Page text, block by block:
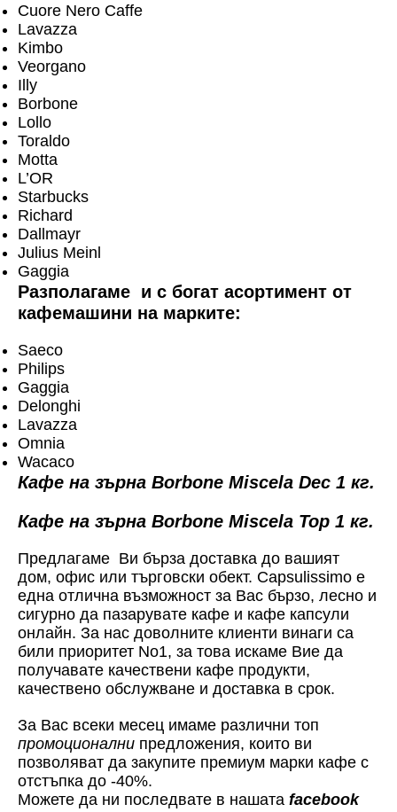
Cuore Nero Caffe
Lavazza
Kimbo
Veorgano
Illy
Borbone
Lollo
Toraldo
Motta
L’OR
Starbucks
Richard
Dallmayr
Julius Meinl
Gaggia
Разполагаме и с богат асортимент от
кафемашини на марките:
Saeco
Philips
Gaggia
Delonghi
Lavazza
Omnia
Wacaco
Кафе на зърна Borbone Miscela Dec 1 кг.
Кафе на зърна Borbone Miscela Top 1 кг.
Предлагаме Ви бърза доставка до вашият
дом, офис или търговски обект. Capsulissimo е
една отлична възможност за Вас бързо, лесно и
сигурно да пазарувате кафе и кафе капсули
онлайн. За нас доволните клиенти винаги са
били приоритет No1, за това искаме Вие да
получавате качествени кафе продукти,
качествено обслужване и доставка в срок.
За Вас всеки месец имаме различни топ
промоционални предложения, които ви
позволяват да закупите премиум марки кафе с
отстъпка до -40%.
Можете да ни последвате в нашата facebook